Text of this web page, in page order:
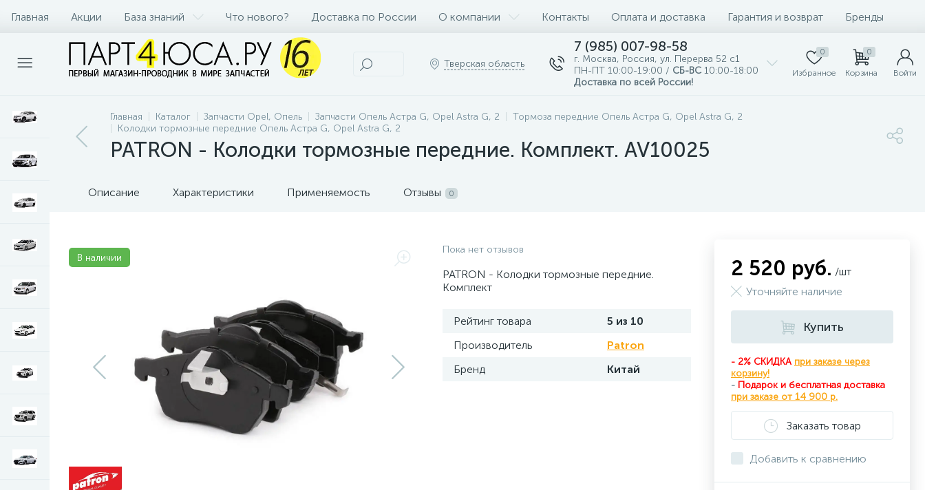
Главная Акции База знаний Что нового? Доставка по России О компании Контакты Оплата и доставка Гарантия и возврат Бренды
Тверская область
7 (985) 007-98-58
г. Москва, Россия, ул. Перерва 52 с1
ПН-ПТ 10:00-19:00 / СБ-ВС 10:00-18:00
Доставка по всей России!
0
Избранное
0
Корзина Войти
Главная Каталог Запчасти Opel, Опель Запчасти Опель Астра G, Opel Astra G, 2
Тормоза передние Опель Астра G, Opel Astra G, 2
Колодки тормозные передние Опель Астра G, Opel Astra G, 2
PATRON - Колодки тормозные передние. Комплект. AV10025
Описание Характеристики Применяемость Отзывы 0
В наличии
Пока нет отзывов
PATRON - Колодки тормозные передние.
Комплект
Рейтинг товара
5 из 10
Производитель
Patron
Бренд
Китай
2 520 руб. /шт
Уточняйте наличие
Купить
- 2% СКИДКА при заказе через
корзину!
- Подарок и бесплатная доставка
при заказе от 14 900 р.
Заказать товар
Добавить к сравнению